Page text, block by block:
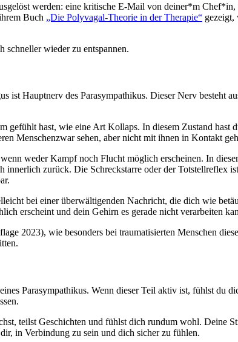
werden: eine kritische E-Mail von deiner*m
Buch „Die Polyvagal-Theorie in der Therapie“ gezeigt,
schneller wieder zu entspannen.
ist Hauptnerv des Parasympathikus. Dieser Nerv besteht
gefühlt hast, wie eine Art Kollaps. In diesem Zustand
Menschenzwar sehen, aber nicht mit ihnen in Kontakt
weder Kampf noch Flucht möglich erscheinen. In
innerlich zurück. Die Schreckstarre oder der Totstellreflex
bei einer überwältigenden Nachricht, die dich wie
erscheint und dein Gehirn es gerade nicht verarbeiten
2023), wie besonders bei traumatisierten Menschen
Parasympathikus. Wenn dieser Teil aktiv ist, fühlst du
teilst Geschichten und fühlst dich rundum wohl. Deine
in Verbindung zu sein und dich sicher zu fühlen.